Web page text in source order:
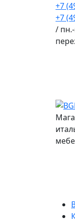
+7
+7
/